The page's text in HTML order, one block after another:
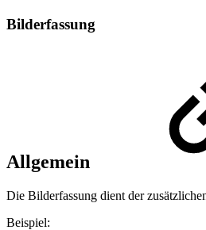
Bilderfassung
Allgemein
Die Bilderfassung dient der
Beispiel: